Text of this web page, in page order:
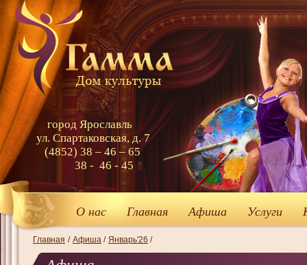
О нас Главная Афиша Услуги
город Ярославль
ул. Спартаковская, д. 7
(4852) 38 – 46 – 65
38 - 46 - 45
Главная / Афиша / Январь'26 /